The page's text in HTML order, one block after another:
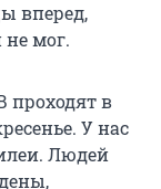
вперед,
не мог.
в
У нас
Людей